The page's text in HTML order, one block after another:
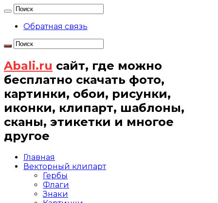
Обратная связь
Abali.ru сайт, где можно
бесплатно скачать фото,
картинки, обои, рисунки,
иконки, клипарт, шаблоны,
сканы, этикетки и многое
другое
Главная
Векторный клипарт
Гербы
Флаги
Знаки